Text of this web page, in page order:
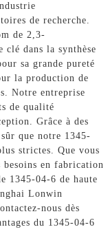
de recherche.
de 2,3-
dans la synthèse
sa grande pureté
la production de
Notre entreprise
de qualité
Grâce à des
que notre 1345-
strictes. Que vous
en fabrication
1345-04-6 de haute
Lonwin
nous dès
du 1345-04-6